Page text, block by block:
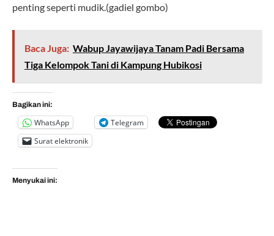
penting seperti mudik.(gadiel gombo)
Baca Juga: Wabup Jayawijaya Tanam Padi Bersama
Tiga Kelompok Tani di Kampung Hubikosi
Bagikan ini:
WhatsApp
Telegram
Surat elektronik
Menyukai ini: